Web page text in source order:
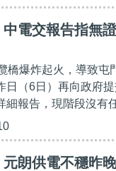
中電交報告指無
橋爆炸起火，導致
日（6日）再向政府
細報告，現階段沒有
元朗供電不穩昨